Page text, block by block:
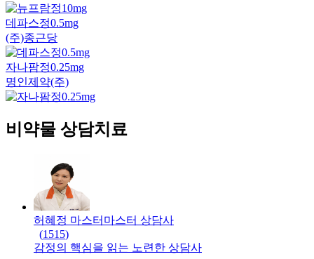
데파스정0.5mg
(주)종근당
자나팜정0.25mg
명인제약(주)
비약물 상담치료
허혜정 마스터 마스터 상담사
(1515)
감정의 핵심을 읽는 노련한 상담사